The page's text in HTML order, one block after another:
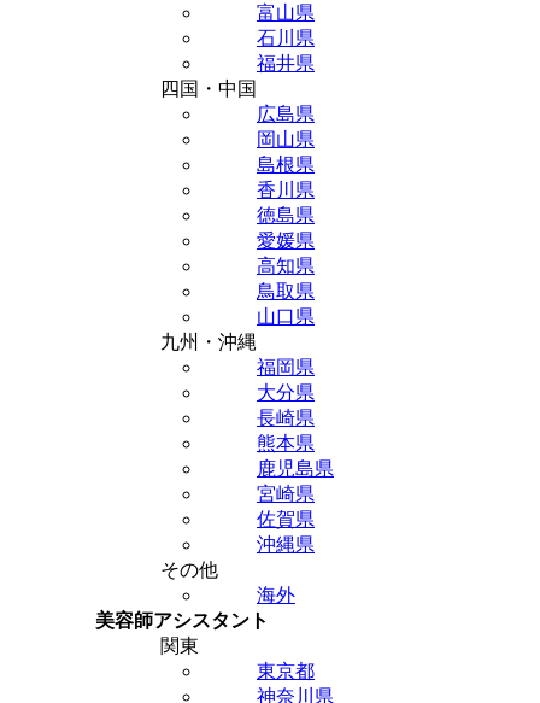
富山県
石川県
福井県
四国・中国
広島県
岡山県
島根県
香川県
徳島県
愛媛県
高知県
鳥取県
山口県
九州・沖縄
福岡県
大分県
長崎県
熊本県
鹿児島県
宮崎県
佐賀県
沖縄県
その他
海外
美容師アシスタント
関東
東京都
神奈川県